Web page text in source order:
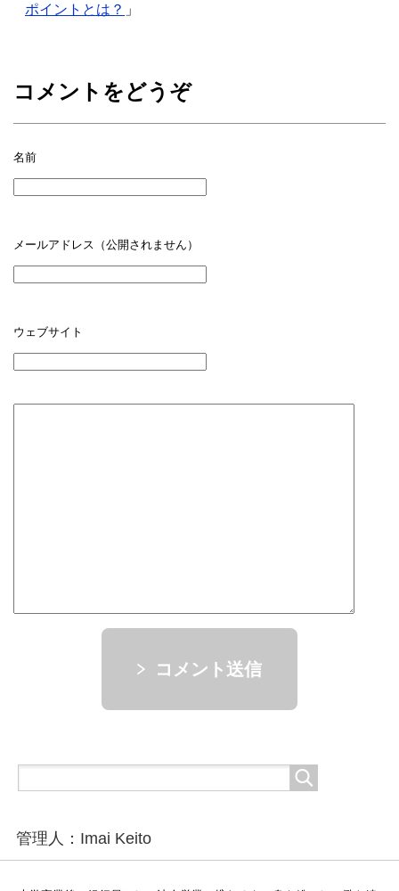
ポイントとは？ 」
コメントをどうぞ
名前
メールアドレス（公開されません）
ウェブサイト
コメント送信
管理人：Imai Keito